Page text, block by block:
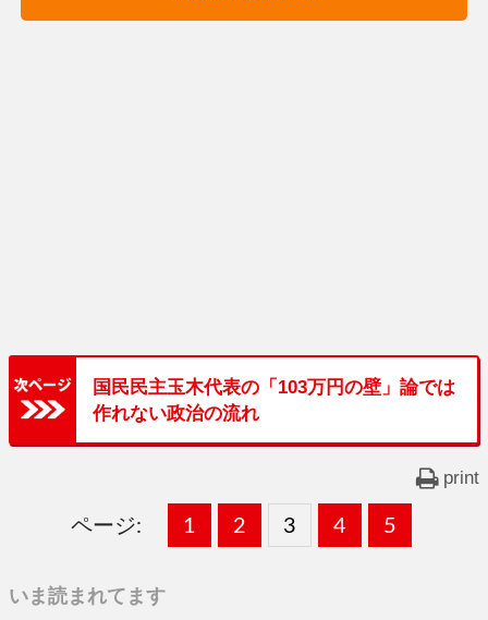
国民民主玉木代表の「103万円の壁」論では
作れない政治の流れ
print
ページ:
固
1 ,
固
2 ,
固
3 ,
固
4 ,
固
5
いま読まれてます